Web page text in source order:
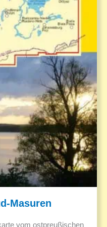
Masuren
vom ostpreußischen